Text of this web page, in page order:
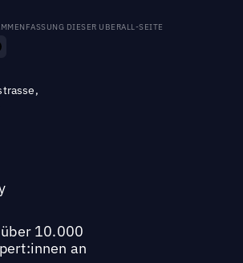
DIESER UBERALL-SEITE
10.000
an